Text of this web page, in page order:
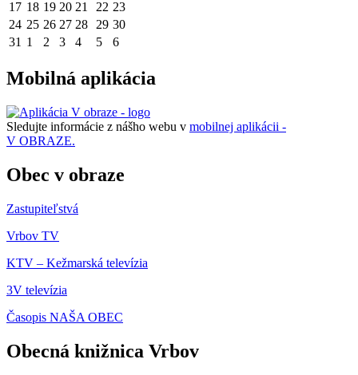
17 18 19 20 21 22 23
24 25 26 27 28 29 30
31 1 2 3 4 5 6
Mobilná aplikácia
Sledujte informácie z nášho webu v mobilnej aplikácii -
V OBRAZE.
Obec v obraze
Zastupiteľstvá
Vrbov TV
KTV – Kežmarská televízia
3V televízia
Časopis NAŠA OBEC
Obecná knižnica Vrbov